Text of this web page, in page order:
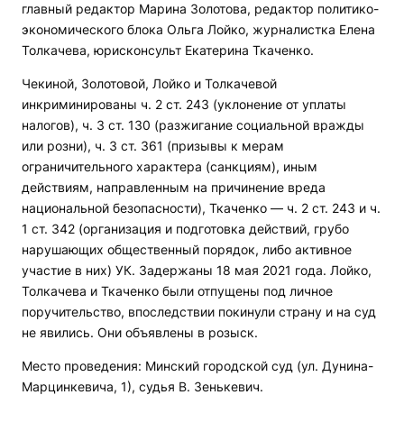
главный редактор Марина Золотова, редактор политико-
экономического блока Ольга Лойко, журналистка Елена
Толкачева, юрисконсульт Екатерина Ткаченко.
Чекиной, Золотовой, Лойко и Толкачевой
инкриминированы ч. 2 ст. 243 (уклонение от уплаты
налогов), ч. 3 ст. 130 (разжигание социальной вражды
или розни), ч. 3 ст. 361 (призывы к мерам
ограничительного характера (санкциям), иным
действиям, направленным на причинение вреда
национальной безопасности), Ткаченко — ч. 2 ст. 243 и ч.
1 ст. 342 (организация и подготовка действий, грубо
нарушающих общественный порядок, либо активное
участие в них) УК. Задержаны 18 мая 2021 года. Лойко,
Толкачева и Ткаченко были отпущены под личное
поручительство, впоследствии покинули страну и на суд
не явились. Они объявлены в розыск.
Место проведения: Минский городской суд (ул. Дунина-
Марцинкевича, 1), судья В. Зенькевич.